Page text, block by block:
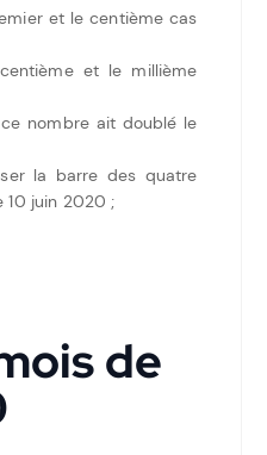
et le centième cas
et le millième
nombre ait doublé le
la barre des quatre
10 juin 2020 ;
de